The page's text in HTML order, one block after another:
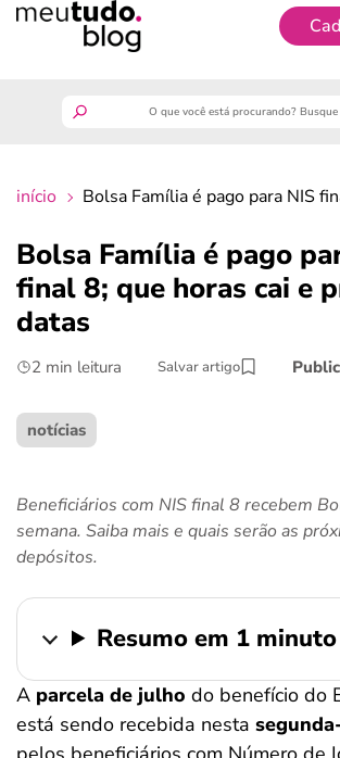
finanças
benefícios
últimas notícias
ferramentas
início Bolsa Família é pago para NIS
Bolsa Família é pago
final 8; que horas cai e
datas
2 min leitura Salvar artigo
notícias
Beneficiários com NIS final 8 recebem
semana. Saiba mais e quais serão as
depósitos.
Resumo em 1 minuto
A parcela de julho do benefício do
está sendo recebida nesta